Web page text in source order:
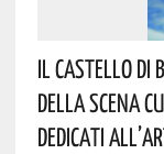
Il Castello Di
Della Scena
Dedicati